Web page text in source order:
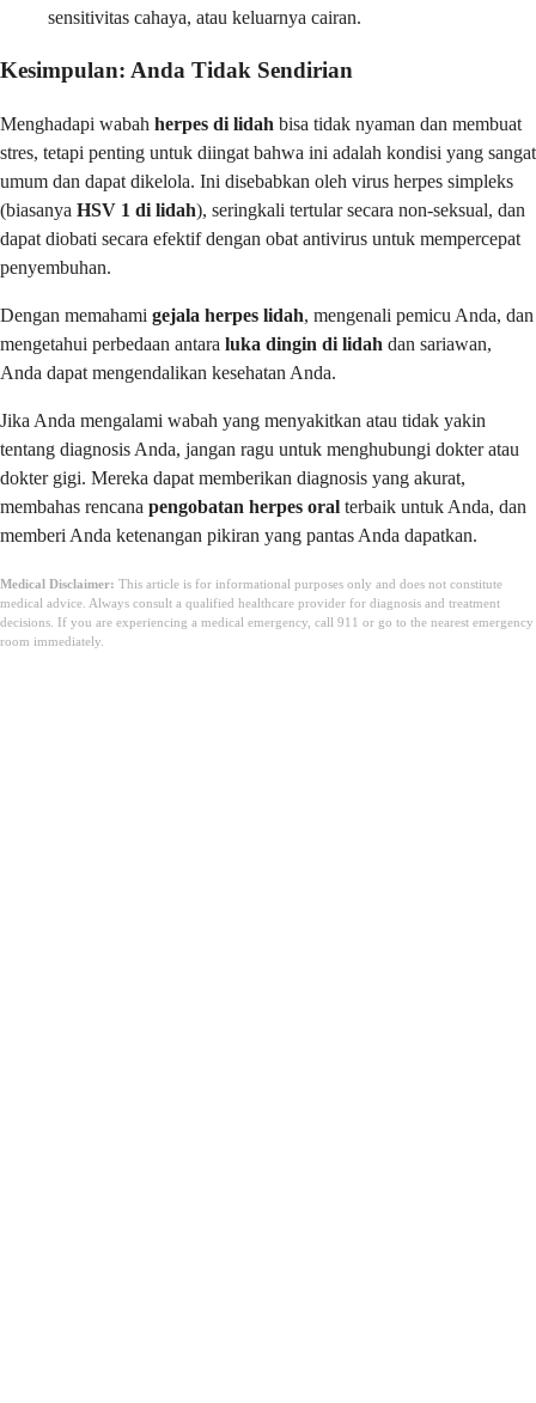
sensitivitas cahaya, atau keluarnya cairan.
Kesimpulan: Anda Tidak Sendirian
Menghadapi wabah herpes di lidah bisa tidak nyaman dan membuat
stres, tetapi penting untuk diingat bahwa ini adalah kondisi yang sangat
umum dan dapat dikelola. Ini disebabkan oleh virus herpes simpleks
(biasanya HSV 1 di lidah), seringkali tertular secara non-seksual, dan
dapat diobati secara efektif dengan obat antivirus untuk mempercepat
penyembuhan.
Dengan memahami gejala herpes lidah, mengenali pemicu Anda, dan
mengetahui perbedaan antara luka dingin di lidah dan sariawan,
Anda dapat mengendalikan kesehatan Anda.
Jika Anda mengalami wabah yang menyakitkan atau tidak yakin
tentang diagnosis Anda, jangan ragu untuk menghubungi dokter atau
dokter gigi. Mereka dapat memberikan diagnosis yang akurat,
membahas rencana pengobatan herpes oral terbaik untuk Anda, dan
memberi Anda ketenangan pikiran yang pantas Anda dapatkan.
Medical Disclaimer: This article is for informational purposes only and does not constitute
medical advice. Always consult a qualified healthcare provider for diagnosis and treatment
decisions. If you are experiencing a medical emergency, call 911 or go to the nearest emergency
room immediately.